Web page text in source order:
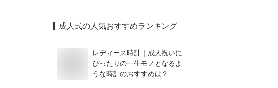
成人式の人気おすすめランキング
レディース時計｜成人祝いに
ぴったりの一生モノとなるよ
うな時計のおすすめは？